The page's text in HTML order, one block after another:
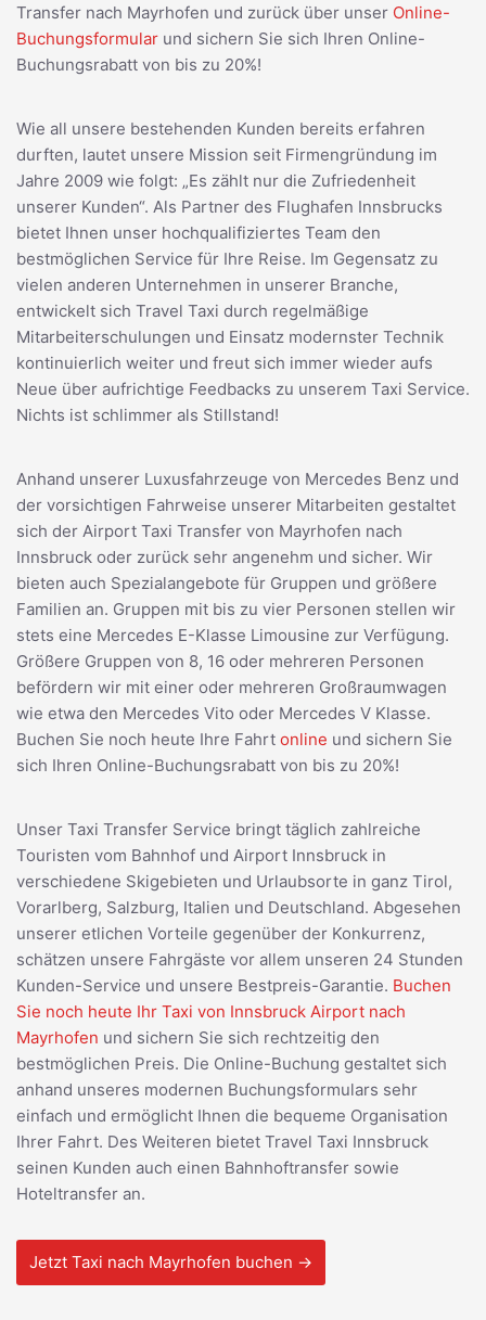
Transfer nach Mayrhofen und zurück über unser Online-
Buchungsformular und sichern Sie sich Ihren Online-
Buchungsrabatt von bis zu 20%!
Wie all unsere bestehenden Kunden bereits erfahren
durften, lautet unsere Mission seit Firmengründung im
Jahre 2009 wie folgt: „Es zählt nur die Zufriedenheit
unserer Kunden“. Als Partner des Flughafen Innsbrucks
bietet Ihnen unser hochqualifiziertes Team den
bestmöglichen Service für Ihre Reise. Im Gegensatz zu
vielen anderen Unternehmen in unserer Branche,
entwickelt sich Travel Taxi durch regelmäßige
Mitarbeiterschulungen und Einsatz modernster Technik
kontinuierlich weiter und freut sich immer wieder aufs
Neue über aufrichtige Feedbacks zu unserem Taxi Service.
Nichts ist schlimmer als Stillstand!
Anhand unserer Luxusfahrzeuge von Mercedes Benz und
der vorsichtigen Fahrweise unserer Mitarbeiten gestaltet
sich der Airport Taxi Transfer von Mayrhofen nach
Innsbruck oder zurück sehr angenehm und sicher. Wir
bieten auch Spezialangebote für Gruppen und größere
Familien an. Gruppen mit bis zu vier Personen stellen wir
stets eine Mercedes E-Klasse Limousine zur Verfügung.
Größere Gruppen von 8, 16 oder mehreren Personen
befördern wir mit einer oder mehreren Großraumwagen
wie etwa den Mercedes Vito oder Mercedes V Klasse.
Buchen Sie noch heute Ihre Fahrt online und sichern Sie
sich Ihren Online-Buchungsrabatt von bis zu 20%!
Unser Taxi Transfer Service bringt täglich zahlreiche
Touristen vom Bahnhof und Airport Innsbruck in
verschiedene Skigebieten und Urlaubsorte in ganz Tirol,
Vorarlberg, Salzburg, Italien und Deutschland. Abgesehen
unserer etlichen Vorteile gegenüber der Konkurrenz,
schätzen unsere Fahrgäste vor allem unseren 24 Stunden
Kunden-Service und unsere Bestpreis-Garantie. Buchen
Sie noch heute Ihr Taxi von Innsbruck Airport nach
Mayrhofen und sichern Sie sich rechtzeitig den
bestmöglichen Preis. Die Online-Buchung gestaltet sich
anhand unseres modernen Buchungsformulars sehr
einfach und ermöglicht Ihnen die bequeme Organisation
Ihrer Fahrt. Des Weiteren bietet Travel Taxi Innsbruck
seinen Kunden auch einen Bahnhoftransfer sowie
Hoteltransfer an.
Jetzt Taxi nach Mayrhofen buchen →